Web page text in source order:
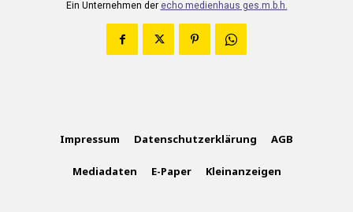
Ein Unternehmen der echo medienhaus ges.m.b.h.
Impressum Datenschutzerklärung AGB
Mediadaten E-Paper Kleinanzeigen